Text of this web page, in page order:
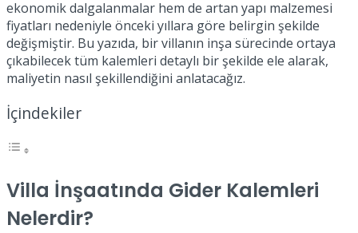
ekonomik dalgalanmalar hem de artan yapı malzemesi
fiyatları nedeniyle önceki yıllara göre belirgin şekilde
değişmiştir. Bu yazıda, bir villanın inşa sürecinde ortaya
çıkabilecek tüm kalemleri detaylı bir şekilde ele alarak,
maliyetin nasıl şekillendiğini anlatacağız.
İçindekiler
Villa İnşaatında Gider Kalemleri
Nelerdir?